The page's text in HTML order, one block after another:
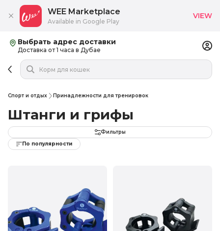
Выбрать адрес доставки
Доставка от 1 часа в Дубае
Спорт и отдых Принадлежности для тренировок
Штанги и грифы
Фильтры
По популярности
WEE Marketplace
Available in Google Play
VIEW